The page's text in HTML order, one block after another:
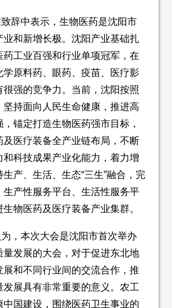
中表示，生物医药是沈阳市
业和新增长极。沈阳产业基础扎
药工业百强和行业单项冠军，在
学原料药、眼药、疫苗、医疗影
很强的竞争力。当前，沈阳按照
坚持面向人民生命健康，推进高
锚定打造生物医药强市目标，
及医疗装备全产业链布局，不断
和科技成果产业化能力，着力增
产、生活、生态“三生”融合，完
生产性服务平台、生活性服务平
物医药及医疗装备产业集群。
本次大会是沈阳市首次举办
量发展的大会，对于促进东北地
展和不同行业间的交流合作，推
发展具有非常重要的意义。农工
中国建设，围绕医药卫生事业的